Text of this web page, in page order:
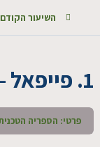
השיעור הקודם
1. פייפאל – איך עובדים עם פייפאל
פרטי: הספריה